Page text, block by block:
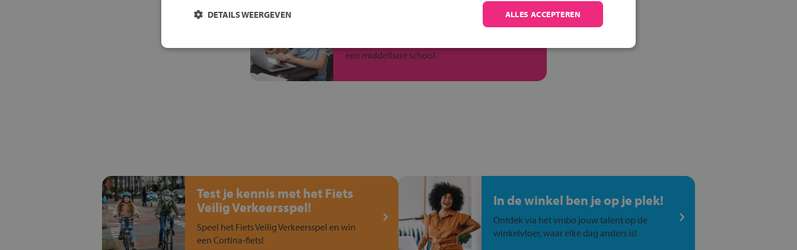
een middelbare school.
Test je kennis met het Fiets
Veilig Verkeersspel!
Speel het Fiets Veilig Verkeersspel en win
een Cortina-fiets!
In de winkel ben je op je plek!
Ontdek via het vmbo jouw talent op de
winkelvloer, waar elke dag anders is!
ALLES ACCEPTEREN
DETAILS WEERGEVEN